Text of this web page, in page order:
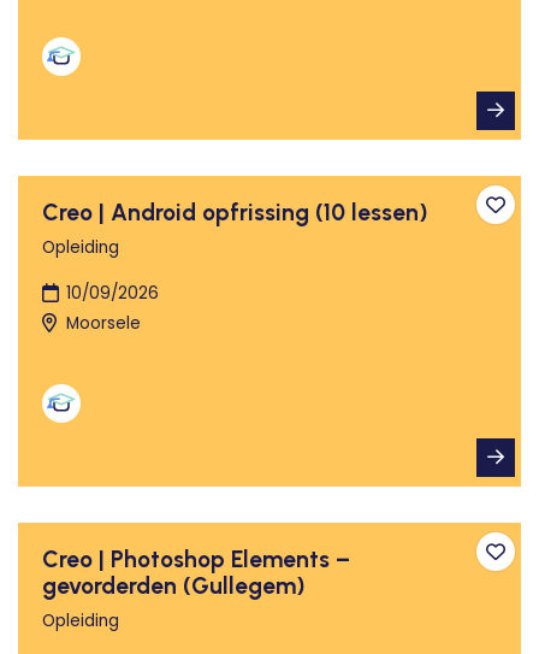
Creo | Android opfrissing (10 lessen)
Opleiding
10/09/2026
Moorsele
Creo | Photoshop Elements –
gevorderden (Gullegem)
Opleiding